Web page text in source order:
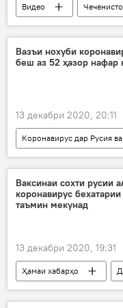
Видео
Вазъи нохуби
беш аз 52 ҳазор нафар
13 декабри 2020, 20:11
Тандурустӣ
Дар
Ҳамаи хабарҳо
Ваксинаи сохти русии
коронавирус
таъмин мекунад
13 декабри 2020, 19:31
Ҳамаи хабарҳо
Тандурустӣ
дору